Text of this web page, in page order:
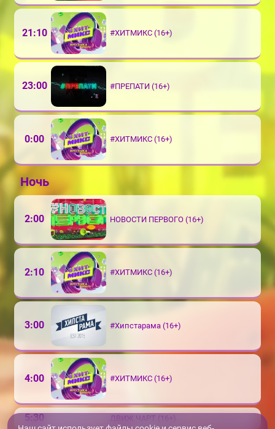
21:10 #ХИТМИКС (16+)
23:00 #ПРЕПАТИ (16+)
0:00 #ХИТМИКС (16+)
Ночь
2:00 НОВОСТИ ПЕРВОГО (16+)
2:10 #ХИТМИКС (16+)
3:00 #Хипстарама (16+)
4:00 #ХИТМИКС (16+)
5:30 ДВИЖ ЧАРТ (16+)